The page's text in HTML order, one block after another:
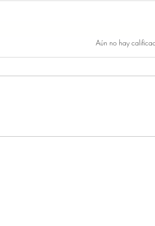
Obtuvo 0 de 5 estrellas.
Aún no hay